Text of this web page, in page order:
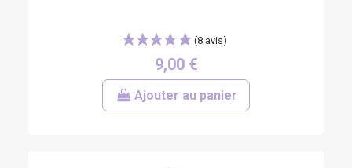
9,00 €
Ajouter au panier